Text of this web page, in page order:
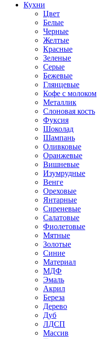
Кухни
Цвет
Белые
Черные
Желтые
Красные
Зеленые
Серые
Бежевые
Глянцевые
Кофе с молоком
Металлик
Слоновая кость
Фуксия
Шоколад
Шампань
Оливковые
Оранжевые
Вишневые
Изумрудные
Венге
Ореховые
Янтарные
Сиреневые
Салатовые
Фиолетовые
Мятные
Золотые
Синие
Материал
МДФ
Эмаль
Акрил
Береза
Дерево
Дуб
ЛДСП
Массив